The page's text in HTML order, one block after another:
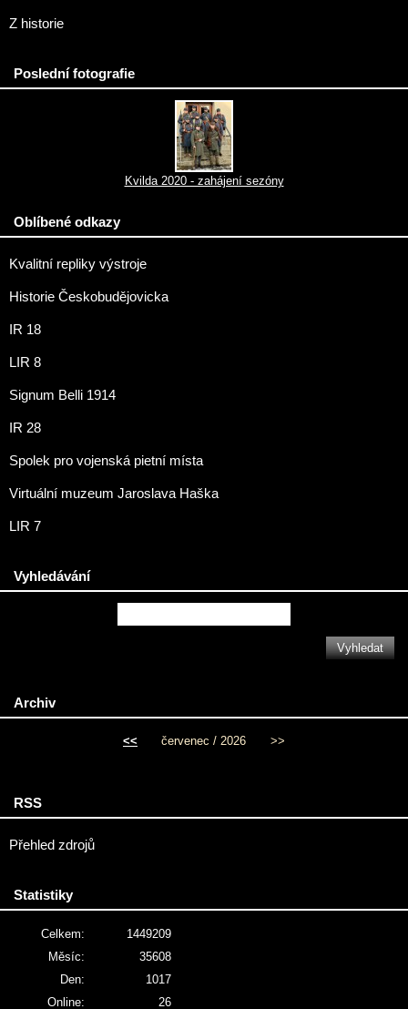
Z historie
Poslední fotografie
Kvilda 2020 - zahájení sezóny
Oblíbené odkazy
Kvalitní repliky výstroje
Historie Českobudějovicka
IR 18
LIR 8
Signum Belli 1914
IR 28
Spolek pro vojenská pietní místa
Virtuální muzeum Jaroslava Haška
LIR 7
Vyhledávání
Archiv
<< červenec / 2026 >>
RSS
Přehled zdrojů
Statistiky
Online: 26
Celkem:
1449209
Měsíc:
35608
Den:
1017